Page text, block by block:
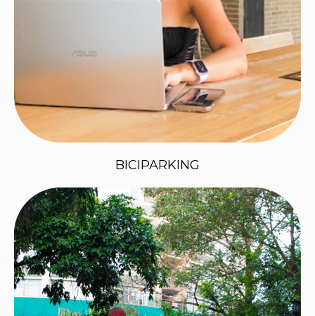
BICIPARKING